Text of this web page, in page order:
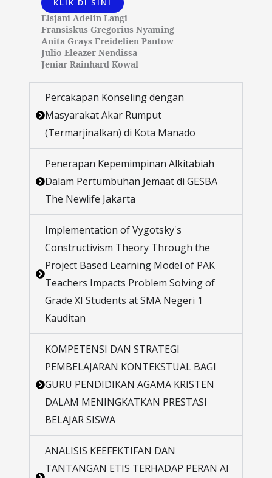
KLIK DI SINI
Elsjani Adelin Langi
Fransiskus Gregorius Nyaming
Anita Grays Freidelien Pantow
Julio Eleazer Nendissa
Jeniar Rainhard Kowal
Percakapan Konseling dengan
Masyarakat Akar Rumput
(Termarjinalkan) di Kota Manado
Penerapan Kepemimpinan Alkitabiah
Dalam Pertumbuhan Jemaat di GESBA
The Newlife Jakarta
Implementation of Vygotsky's
Constructivism Theory Through the
Project Based Learning Model of PAK
Teachers Impacts Problem Solving of
Grade XI Students at SMA Negeri 1
Kauditan
KOMPETENSI DAN STRATEGI
PEMBELAJARAN KONTEKSTUAL BAGI
GURU PENDIDIKAN AGAMA KRISTEN
DALAM MENINGKATKAN PRESTASI
BELAJAR SISWA
ANALISIS KEEFEKTIFAN DAN
TANTANGAN ETIS TERHADAP PERAN AI